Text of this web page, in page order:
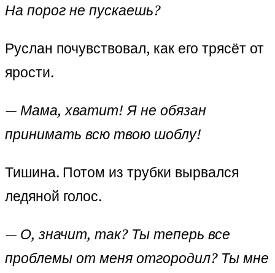
На порог не пускаешь?
Руслан почувствовал, как его трясёт от
ярости.
— Мама, хватит! Я не обязан
принимать всю твою шоблу!
Тишина. Потом из трубки вырвался
ледяной голос.
— О, значит, так? Ты теперь все
проблемы от меня отгородил? Ты мне